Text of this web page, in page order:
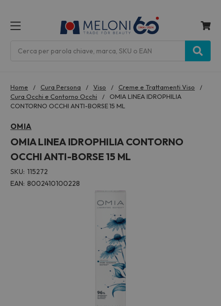
Home Cura Persona Viso
Creme e Trattamenti Viso
Cura Occhi e Contorno Occhi
OMIA LINEA IDROPHILIA
CONTORNO OCCHI ANTI-BORSE 15 ML
OMIA
OMIA LINEA IDROPHILIA CONTORNO
OCCHI ANTI-BORSE 15 ML
SKU: 115272
EAN: 8002410100228